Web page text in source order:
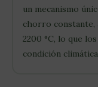
un mecanismo
chorro constante,
2200 °C, lo que
condición